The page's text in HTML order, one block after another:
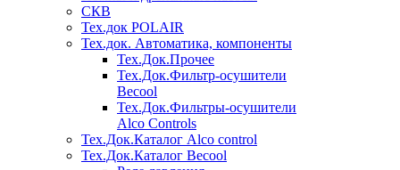
СКВ
Тех.док POLAIR
Тех.док. Автоматика, компоненты
Тех.Док.Прочее
Тех.Док.Фильтр-осушители
Becool
Тех.Док.Фильтры-осушители
Alco Controls
Тех.Док.Каталог Alco control
Тех.Док.Каталог Becool